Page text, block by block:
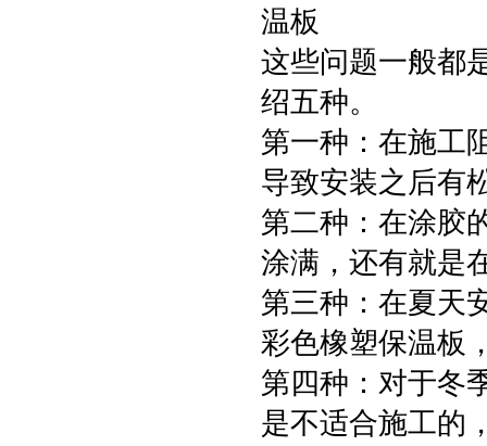
温板
这些问题一般都
绍五种。
第一种：在施工
导致安装之后有
第二种：在涂胶
涂满，还有就是
第三种：在夏天
彩色橡塑保温板
第四种：对于冬
是不适合施工的